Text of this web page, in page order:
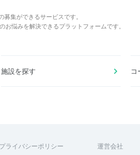
募集ができるサービスです。
悩みを解決できるプラットフォームです。
施設を探す コ
プライバシーポリシー 運営会社